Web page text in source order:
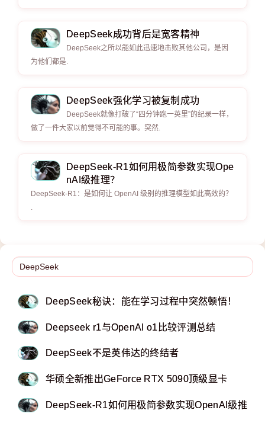
DeepSeek成功背后是宽客精神
DeepSeek之所以能如此迅速地击败其他公司，是因
为他们都是.
DeepSeek强化学习被复制成功
DeepSeek就像打破了“四分钟跑一英里”的纪录一样，
做了一件大家以前觉得不可能的事。突然.
DeepSeek-R1如何用极简参数实现Ope
nAI级推理？
DeepSeek-R1：是如何让 OpenAI 级别的推理模型如此高效的？
.
DeepSeek秘诀：能在学习过程中突然顿悟！
Deepseek r1与OpenAI o1比较评测总结
DeepSeek不是英伟达的终结者
华硕全新推出GeForce RTX 5090顶级显卡
DeepSeek-R1如何用极简参数实现OpenAI级推理